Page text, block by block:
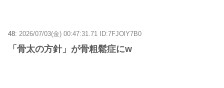
48: 2026/07/03(金) 00:47:31.71 ID:7FJOlY7B0
「骨太の方針」が骨粗鬆症にw